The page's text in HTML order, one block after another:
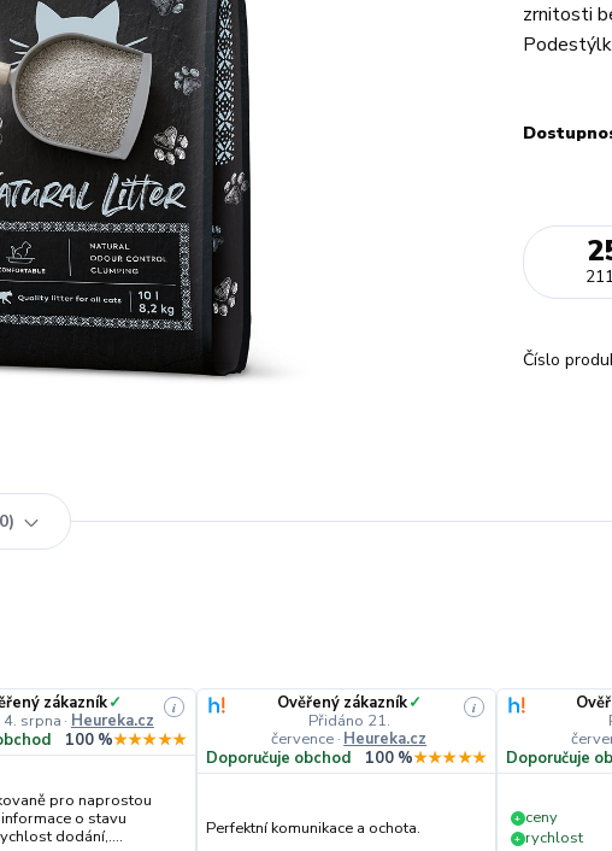
zrnitosti
Číslo
0
zákazník✓
srpna · Heureka.cz
i
100 %★★★★★
pro naprostou
o stavu
dodání,....
Ověřený zákazník✓
Přidáno 21.
července · Heureka.cz
i
Doporučuje obchod 100 %★★★★★
Perfektní komunikace a ochota.
Doporučuje
+ ceny
+ rychlost